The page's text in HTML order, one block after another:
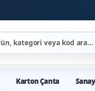
Karton Çanta